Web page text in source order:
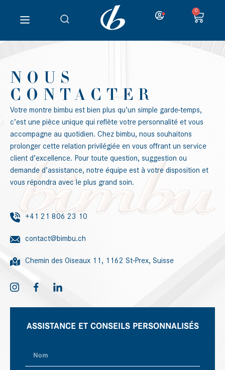
0
NOUS
CONTACTER
Votre montre bimbu est bien plus qu’un simple garde-temps,
c’est une pièce unique qui reflète votre personnalité et vous
accompagne au quotidien. Chez bimbu, nous souhaitons
prolonger cette relation privilégiée en vous offrant un service
client d’excellence. Pour toute question, suggestion ou
demande d’assistance, notre équipe est à votre disposition et
vous répondra avec le plus grand soin.
+41 21 806 23 10
contact@bimbu.ch
Chemin des Oiseaux 11, 1162 St-Prex, Suisse
ASSISTANCE ET CONSEILS PERSONNALISÉS